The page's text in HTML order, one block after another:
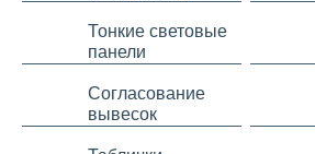
Тонкие световые
панели
Согласование
вывесок